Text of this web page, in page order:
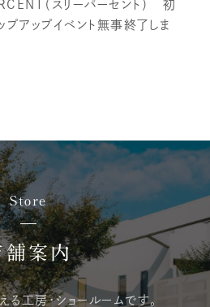
（スリーパーセント） 初
プアップイベント無事終了しま
Store
舗案内
る工房・ショールームです。